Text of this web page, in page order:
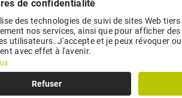
pendant 30 jours, sauf